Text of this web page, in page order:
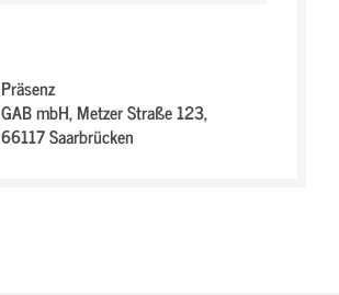
Präsenz
GAB mbH,Metzer Straße 123,
66117 Saarbrücken